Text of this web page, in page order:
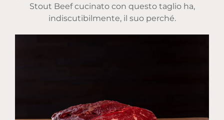
Stout Beef cucinato con questo taglio ha,
indiscutibilmente, il suo perché.